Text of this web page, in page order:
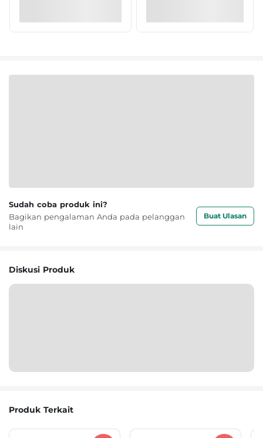
Sudah coba produk ini?
Bagikan pengalaman Anda pada pelanggan
lain
Buat Ulasan
Diskusi Produk
Produk Terkait